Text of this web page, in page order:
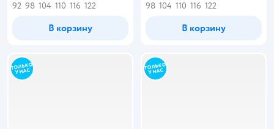
92 98 104 110 116 122
В корзину
98 104 110 116 122
В корзину